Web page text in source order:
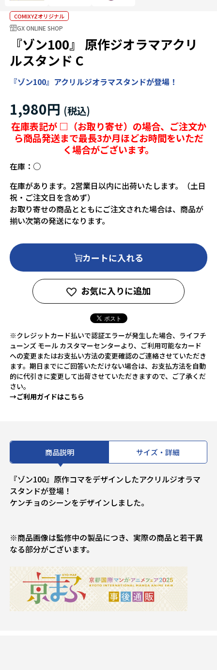
COMIXYZオリジナル
GX ONLINE SHOP
『ゾン100』 原作ジオラマアクリ
ルスタンド C
『ゾン100』アクリルジオラマスタンドが登場！
1,980円
在庫表記が □（お取り寄せ）の場合、ご注文か
ら商品発送まで最長3か月ほどお時間をいただ
く場合がございます。
在庫： ○
在庫があります。2営業日以内に出荷いたします。（土日
祝・ご注文日を含めず）
お取り寄せの商品とともにご注文された場合は、商品が
揃い次第の発送になります。
カートに入れる
お気に入りに追加
※クレジットカード払いで認証エラーが発生した場合、ライフチ
ューンズ モール カスタマーセンターより、ご利用可能なカード
への変更またはお支払い方法の変更確認のご連絡させていただき
ます。期日までにご回答いただけない場合は、お支払方法を自動
的に代引きに変更して出荷させていただきますので、ご了承くだ
さい。
→ご利用ガイドはこちら
商品説明 サイズ・詳細
『ゾン100』原作コマをデザインしたアクリルジオラマ
スタンドが登場！
ケンチョのシーンをデザインしました。
※商品画像は監修中の製品につき、実際の商品と若干異
なる部分がございます。